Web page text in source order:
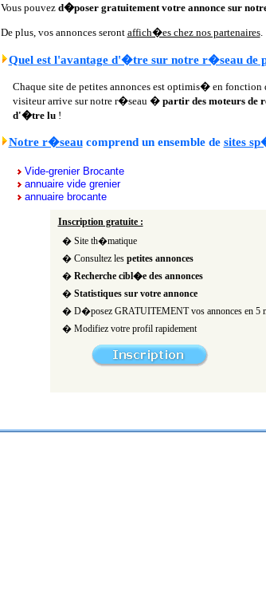
Vous pouvez d�poser gratuitement votre annonce sur
De plus, vos annonces seront affich�es chez nos partenaires.
Quel est l'avantage d'�tre sur notre r�seau de
Chaque site de petites annonces est optimis� en
visiteur arrive sur notre r�seau � partir des moteurs de
d'�tre lu!
Notre r�seaucomprend un ensemble de sites
Vide-grenier Brocante
annuaire vide grenier
annuaire brocante
Inscription gratuite :
� Site th�matique
� Consultez les petites annonces
� Recherche cibl�e des annonces
� Statistiques sur votre annonce
� D�posez GRATUITEMENT vos annonces en 5
� Modifiez votre profil rapidement